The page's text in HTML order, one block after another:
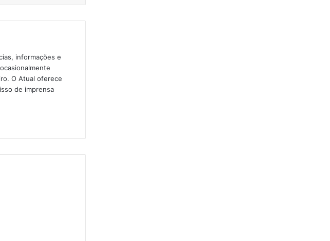
informações e
O Atual oferece
de imprensa